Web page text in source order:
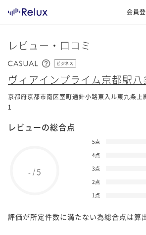
会員
レビュー・口コミ
ビジネス
ヴィアインプライム京都駅八
京都府京都市南区室町通針小路東入ル東九条上
1
レビューの総合点
- /5
5点
4点
3点
2点
1点
評価が所定件数に満たない為総合点は算